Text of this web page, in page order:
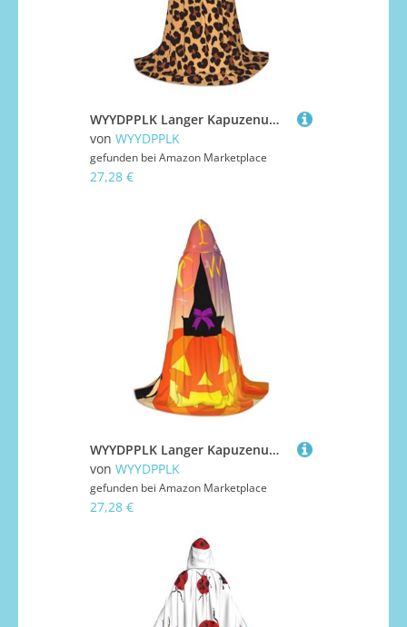
WYYDPPLK Langer Kapuzenumhang für Teenager, Leopardenmuster, Cosplay, Rolle, Party, Halloween-Kostüme
von WYYDPPLK
gefunden bei Amazon Marketplace
27,28 €
WYYDPPLK Langer Kapuzenumhang für Teenager, Happy Halloween Day, Druck, Cosplay, Rolle, Party, Halloween-Kostüme
von WYYDPPLK
gefunden bei Amazon Marketplace
27,28 €